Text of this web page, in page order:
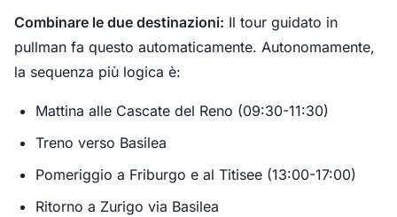
Combinare le due destinazioni: Il tour guidato in
pullman fa questo automaticamente. Autonomamente,
la sequenza più logica è:
Mattina alle Cascate del Reno (09:30-11:30)
Treno verso Basilea
Pomeriggio a Friburgo e al Titisee (13:00-17:00)
Ritorno a Zurigo via Basilea